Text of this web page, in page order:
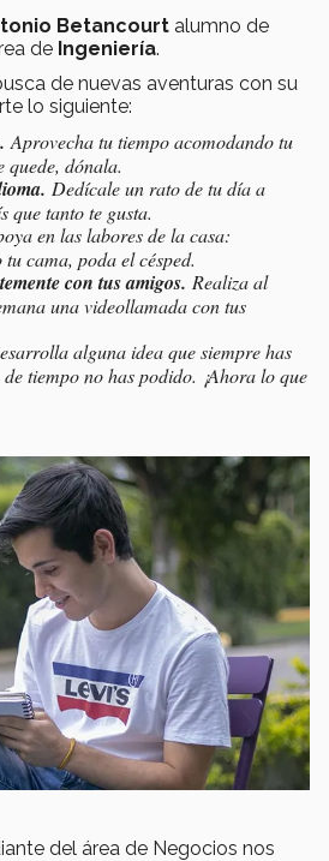
Betancourt alumno de
de Ingeniería.
de nuevas aventuras con su
lo siguiente:
Aprovecha tu tiempo acomodando tu
quede, dónala.
Dedícale un rato de tu día a
que tanto te gusta.
en las labores de la casa:
cama, poda el césped.
con tus amigos. Realiza al
una videollamada con tus
alguna idea que siempre has
tiempo no has podido. ¡Ahora lo que
del área de Negocios nos